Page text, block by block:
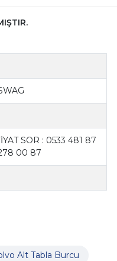
SOR : 0533 481 87
00 87
Alt Tabla Burcu